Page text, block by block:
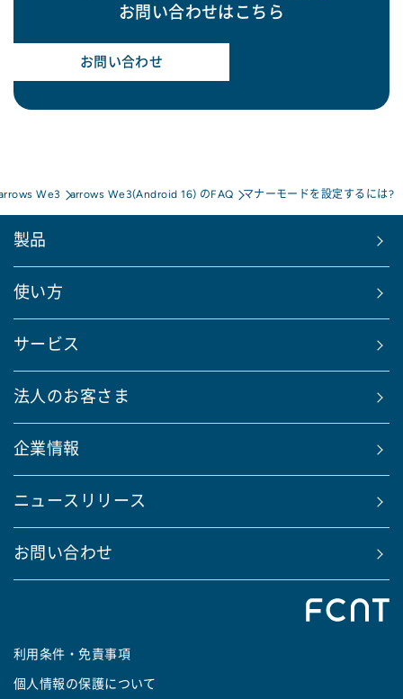
お問い合わせはこちら
お問い合わせ
We3 arrows We3(Android 16) のFAQ マナーモードを設定するには?
製品
使い方
サービス
法人のお客さま
企業情報
ニュースリリース
お問い合わせ
利用条件・免責事項
個人情報の保護について